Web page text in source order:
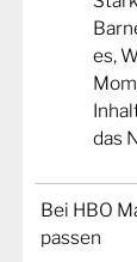
es,
das
Bei HBO
passen